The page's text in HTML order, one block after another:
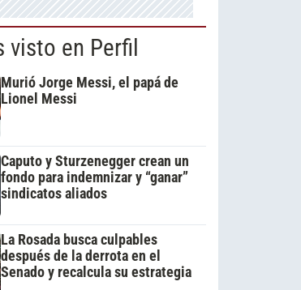
visto en Perfil
Murió Jorge Messi, el papá de
Lionel Messi
Caputo y Sturzenegger crean un
fondo para indemnizar y “ganar”
sindicatos aliados
La Rosada busca culpables
después de la derrota en el
Senado y recalcula su estrategia